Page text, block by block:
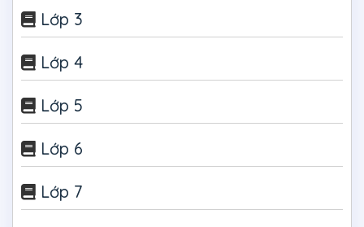
Lớp 3
Lớp 4
Lớp 5
Lớp 6
Lớp 7